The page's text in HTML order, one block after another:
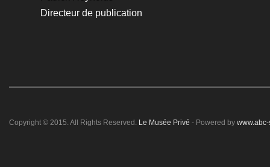
Directeur de publication
Copyright © 2015. All Rights Reserved. Le Musée Privé - Powered by